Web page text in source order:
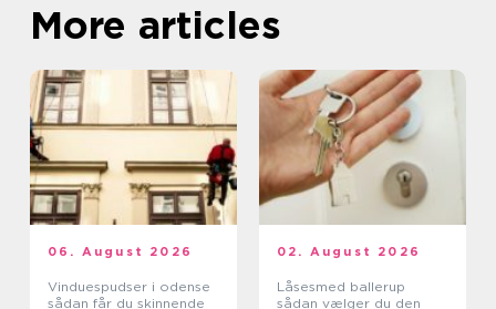
More articles
06. August 2026
Vinduespudser i odense
sådan får du skinnende
02. August 2026
Låsesmed ballerup
sådan vælger du den